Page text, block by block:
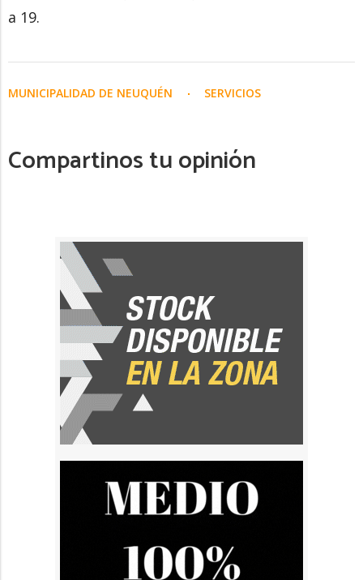
a 19.
MUNICIPALIDAD DE NEUQUÉN SERVICIOS
Compartinos tu opinión